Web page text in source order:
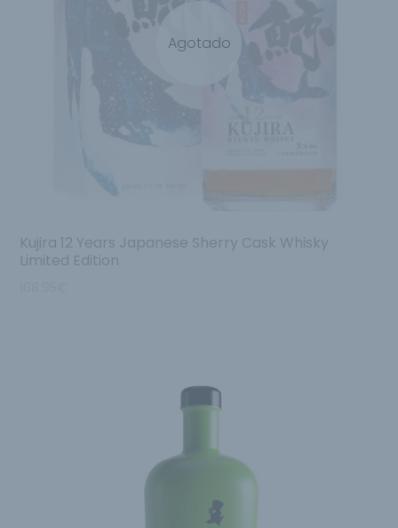
Agotado
Kujira 12 Years Japanese Sherry Cask Whisky
Limited Edition